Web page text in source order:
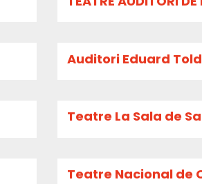
Auditori Eduard
Teatre La Sala de
Teatre Nacional de